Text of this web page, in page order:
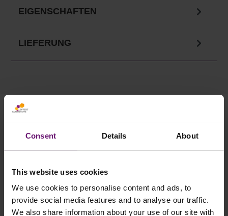
Consent Details About
This website uses cookies
We use cookies to personalise content and ads, to
provide social media features and to analyse our traffic.
We also share information about your use of our site with
EIGENSCHAFTEN
LIEFERUNG
Ihre Vorteile in unserem
Onlineshop
✓ Service telefonisch & per Mail
✓ Sichere Lieferung
✓ Rabatte ab 500€ Warenwert